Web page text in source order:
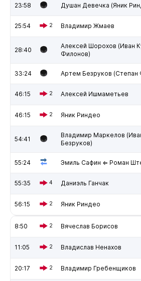
23:58 Душан Девечка (Яник
25:54 2 Владимир Жмаев
28:40
Алексей Шорохов (Иван
Филонов)
33:24 Артем Безруков (Степан
46:15 2 Алексей Ишмаметьев
46:15 2 Яник Риндео
54:41
Владимир Маркелов
Безруков)
55:24 Эмиль Сафин ⇐ Роман
55:35 4 Даниэль Ганчак
56:15 2 Яник Риндео
8:50 2 Вячеслав Борисов
11:05 2 Владислав Ненахов
20:17 2 Владимир Гребенщиков